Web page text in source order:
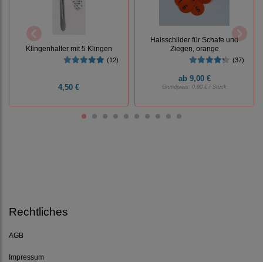
Klingenhalter mit 5 Klingen
(12)
4,50 €
Halsschilder für Schafe und
Ziegen, orange
(37)
ab9,00 €
Grundpreis: 0,90 € / Stück
Rechtliches
AGB
Impressum